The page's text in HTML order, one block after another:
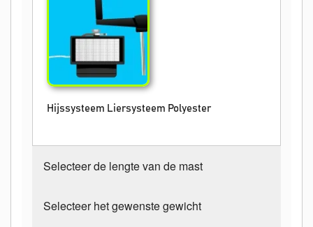
Hijssysteem Liersysteem Polyester
Selecteer de lengte van de mast
Selecteer het gewenste gewicht